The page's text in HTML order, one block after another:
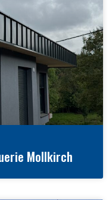
Mollkirch